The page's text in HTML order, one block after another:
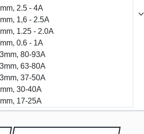
2.5 - 4A
1,6 - 2.5A
1.25 - 2.0A
0.6 - 1A
80-93A
63-80A
37-50A
30-40A
17-25A